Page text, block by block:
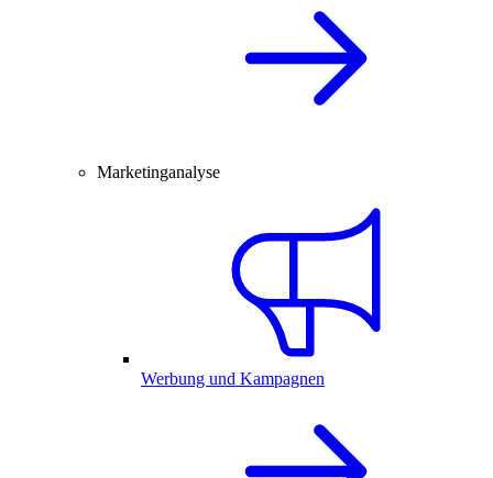
Marketinganalyse
Werbung und Kampagnen